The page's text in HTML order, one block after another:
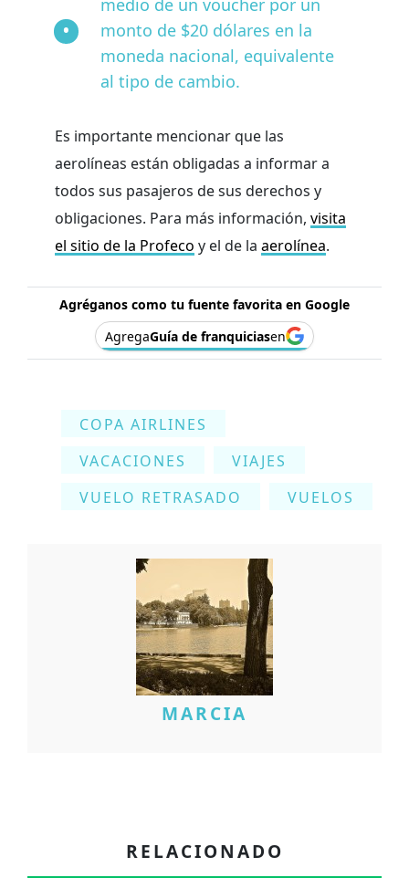
medio de un voucher por un
monto de $20 dólares en la
moneda nacional, equivalente
al tipo de cambio.
Es importante mencionar que las
aerolíneas están obligadas a informar a
todos sus pasajeros de sus derechos y
obligaciones. Para más información, visita
el sitio de la Profeco y el de la aerolínea.
Agréganos como tu fuente favorita en Google
AgregaGuía de franquiciasen
COPA AIRLINES
VACACIONES
VIAJES
VUELO RETRASADO
VUELOS
MARCIA
RELACIONADO